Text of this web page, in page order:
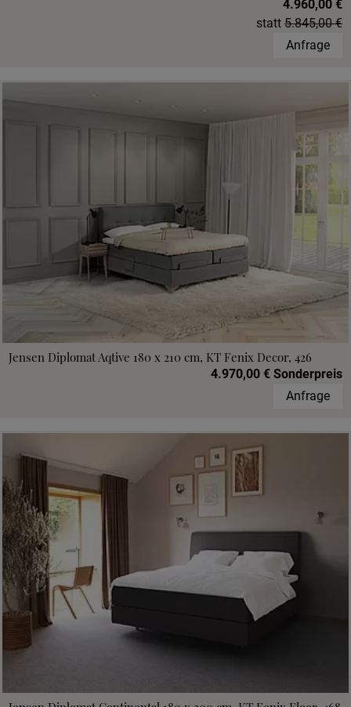
4.960,00 €
statt 5.845,00 €
Anfrage
Jensen Diplomat Aqtive 180 x 210 cm, KT Fenix Decor, 426
4.970,00 € Sonderpreis
Anfrage